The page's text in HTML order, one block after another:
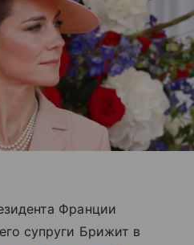
Франции
супруги Брижит в